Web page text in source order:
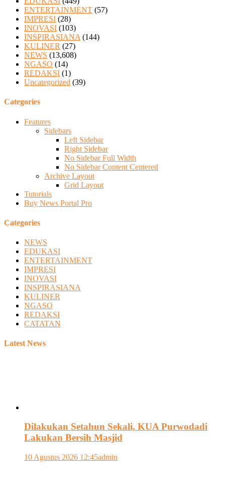
ENTERTAINMENT (57)
IMPRESI (28)
INOVASI (103)
INSPIRASIANA (144)
KULINER (27)
NEWS (13,608)
NGASO (14)
REDAKSI (1)
Uncategorized (39)
Categories
Features
Sidebars
Left Sidebar
Right Sidebar
No Sidebar Full Width
No Sidebar Content Centered
Archive Layout
Grid Layout
Tutorials
Buy News Portal Pro
Categories
NEWS
EDUKASI
ENTERTAINMENT
IMPRESI
INOVASI
INSPIRASIANA
KULINER
NGASO
REDAKSI
CATATAN
Latest News
Dilakukan Setahun Sekali, KUA Purwodadi
Lakukan Bersih Masjid
10 Agustus 2026 12:45admin